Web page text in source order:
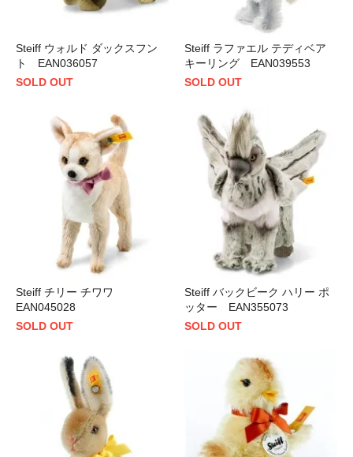
Steiff ウォルド ダックスフン
ト EAN036057
SOLD OUT
Steiff ラファエル テディベア
キーリング EAN039553
SOLD OUT
Steiff チリー チワワ
EAN045028
SOLD OUT
Steiff バックビーク ハリー ポ
ッター EAN355073
SOLD OUT